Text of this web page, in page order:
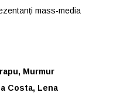
mass-media
Murmur
Costa, Lena